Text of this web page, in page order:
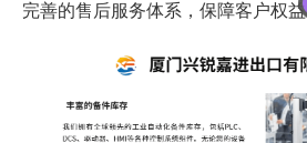
完善的售后服务体系，保障客户权益